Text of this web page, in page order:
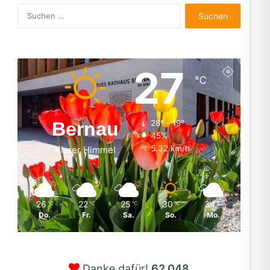
nach:
Bernau
Klarer Himmel
27℃
28º - 19º
45%
5.32 km/h
26 ℃
Do.
22 ℃
Fr.
25 ℃
Sa.
30 ℃
So.
34 ℃
Mo.